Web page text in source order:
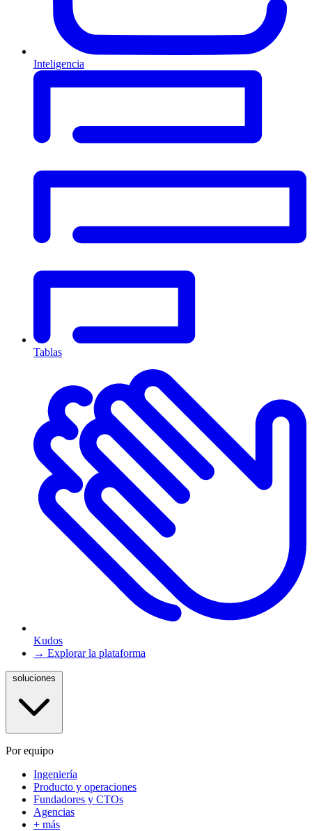
Inteligencia
Tablas
Kudos
→ Explorar la plataforma
Por equipo
Ingeniería
Producto y operaciones
Fundadores y CTOs
Agencias
+ más